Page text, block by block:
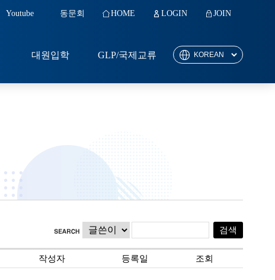
Youtube 동문회 HOME LOGIN JOIN
대원입학 GLP/국제교류
작성자 등록일 조회